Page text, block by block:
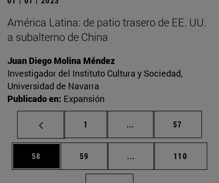
América Latina: de patio trasero de EE. UU.
a subalterno de China
Juan Diego Molina Méndez
Investigador del Instituto Cultura y Sociedad,
Universidad de Navarra
Publicado en: Expansión
Página
1 ... Páginas intermedias
Página
57
Página
58 Página
59 ... Páginas intermedias
Página
110